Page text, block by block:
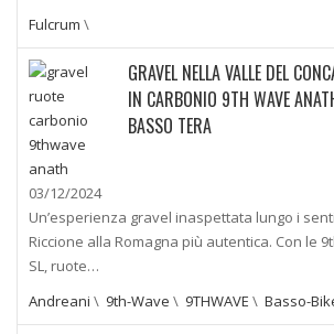
Fulcrum \
GRAVEL NELLA VALLE DEL
IN CARBONIO 9TH WAVE
BASSO TERA
03/12/2024
Un’esperienza gravel inaspettata lungo i
Riccione alla Romagna più autentica. Con le
SL, ruote…
Andreani \ 9th-Wave \ 9THWAVE \ Basso-